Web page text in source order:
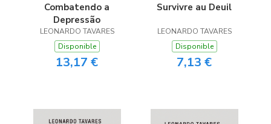
Combatendo a
Depressão
LEONARDO TAVARES
Disponible
13,17 €
Survivre au Deuil
LEONARDO TAVARES
Disponible
7,13 €